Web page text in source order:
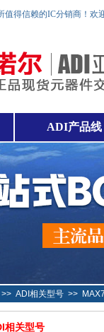
值得信赖的IC分销商！
ADI产品线
ADI相关型号>>
相关型号